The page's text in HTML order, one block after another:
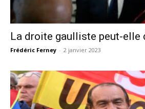
La droite gaulliste peut-elle
Frédéric Ferney - 2 janvier 2023